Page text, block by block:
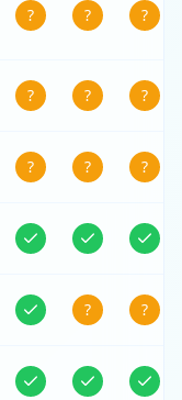
? ? ?
? ? ?
? ? ?
? ?